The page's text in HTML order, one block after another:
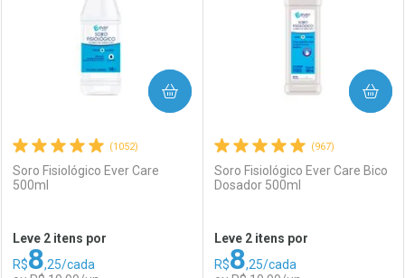
(1052)
Soro Fisiológico Ever Care
500ml
Leve 2 itens por
R$8,25/cada
COMPRAR
(967)
Soro Fisiológico Ever Care Bico
Dosador 500ml
Leve 2 itens por
R$8,25/cada
COMPRAR